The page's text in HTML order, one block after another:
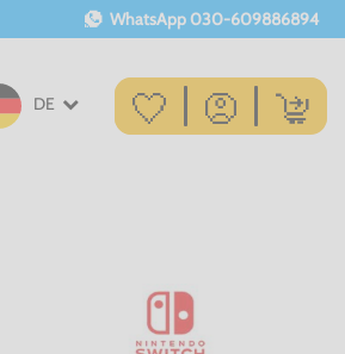
WhatsApp 030-609886894
DE